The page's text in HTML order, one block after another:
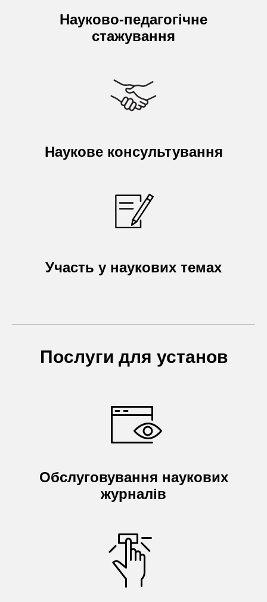
Науково-педагогічне
стажування
Наукове консультування
Участь у наукових темах
Послуги для установ
Обслуговування наукових
журналів